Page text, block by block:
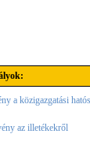
a közigazgatási
az illetékekről